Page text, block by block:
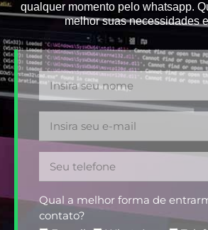
qualquer momento pelo whatsapp.
melhor suas necessidades
Qual a melhor forma de
contato?